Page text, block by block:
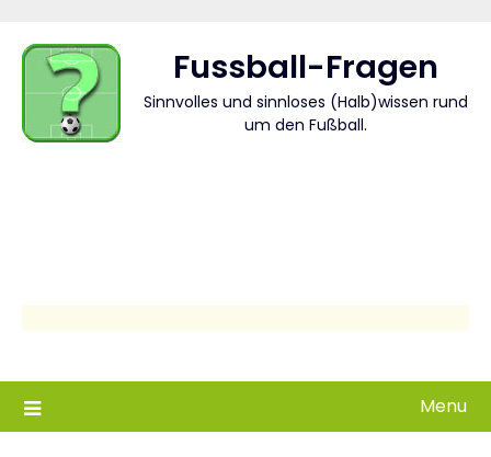
content
Fussball-Fragen
Sinnvolles und sinnloses (Halb)wissen rund
um den Fußball.
Menu